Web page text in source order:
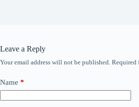
Leave a Reply
Your email address will not be published. Required
Name *